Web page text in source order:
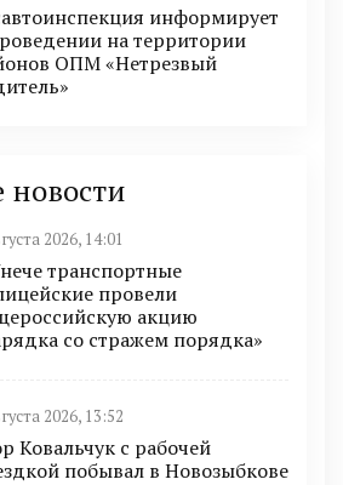
информирует
на территории
ОПМ «Нетрезвый
новости
2026, 14:01
транспортные
провели
акцию
со стражем порядка»
2026, 13:52
Ковальчук с рабочей
побывал в Новозыбкове